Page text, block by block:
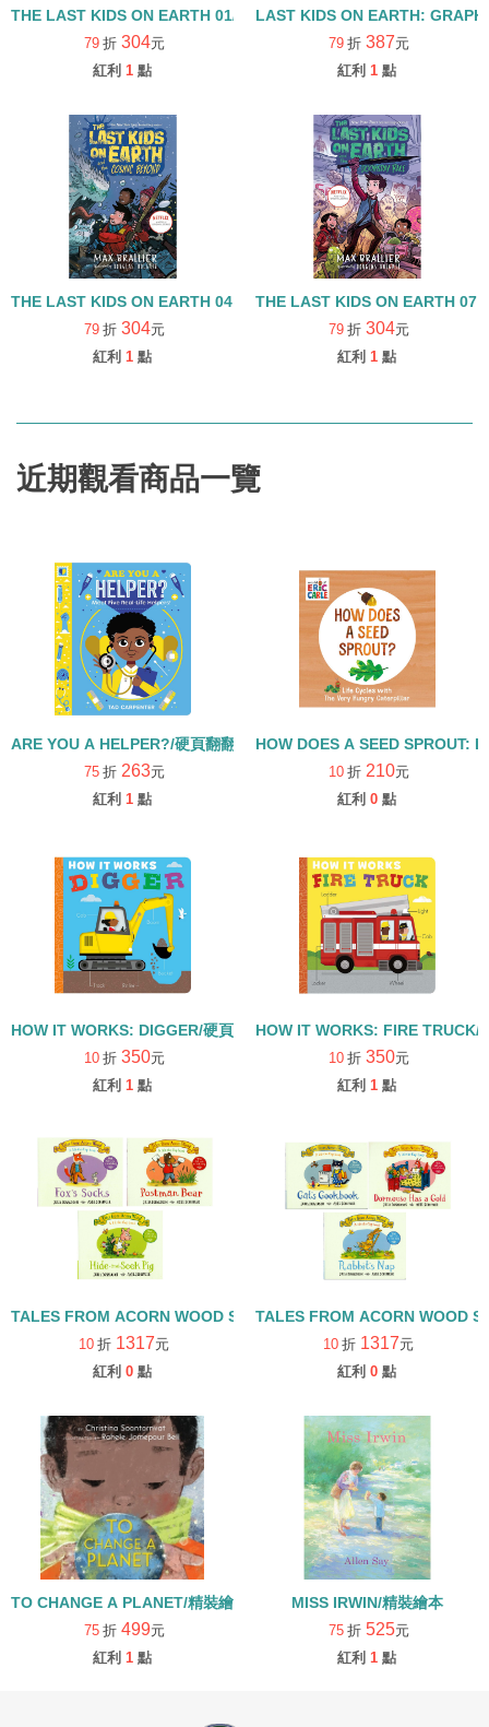
THE LAST KIDS ON EARTH 01/精裝版
79 折 304元
紅利 1 點
LAST KIDS ON EARTH:
79 折 387元
紅利 1 點
THE LAST KIDS ON EARTH 04 :AND THE COSMIC BEYOND/精裝
79 折 304元
紅利 1 點
THE LAST KIDS ON EARTH 07:
79 折 304元
紅利 1 點
近期觀看商品一覽
ARE YOU A HELPER?/硬頁翻翻書
75 折 263元
紅利 1 點
HOW DOES A SEED SPROUT:
10 折 210元
紅利 0 點
HOW IT WORKS: DIGGER/硬頁書
10 折 350元
紅利 1 點
HOW IT WORKS: FIRE TRUCK/
10 折 350元
紅利 1 點
TALES FROM ACORN WOOD STORY COLLECTION 觀察探索組/
10 折 1317元
紅利 0 點
TALES FROM ACORN WOOD
10 折 1317元
紅利 0 點
TO CHANGE A PLANET/精裝繪本
75 折 499元
紅利 1 點
MISS IRWIN/精裝繪本
75 折 525元
紅利 1 點